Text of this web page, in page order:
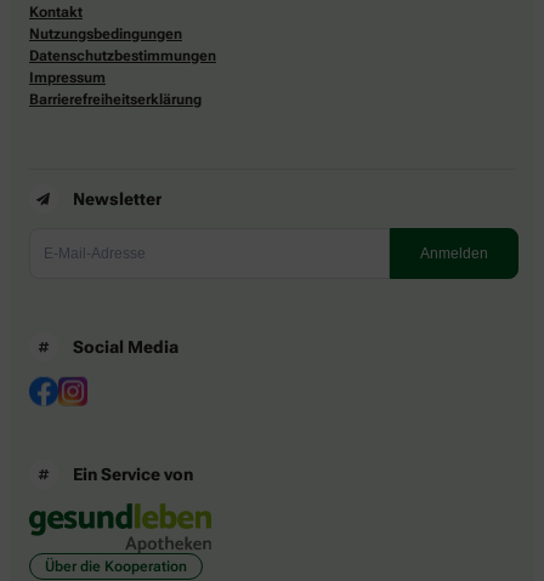
Kontakt
Nutzungsbedingungen
Datenschutzbestimmungen
Impressum
Barrierefreiheitserklärung
Newsletter
Social Media
Ein Service von
Über die Kooperation